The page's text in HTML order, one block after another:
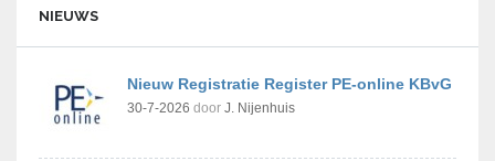
NIEUWS
Nieuw Registratie Register PE-online KBvG
30-7-2026 door J. Nijenhuis